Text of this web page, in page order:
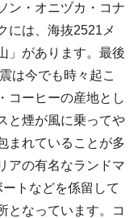
ン・オニヅカ・コナ
には、海抜2521メ
」があります。最後
は今でも時々起こ
コーヒーの産地とし
と煙が風に乗ってや
まれていることが多
アの有名なランドマ
トなどを係留して
となっています。コ